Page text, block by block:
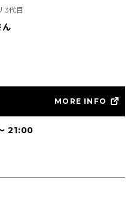
3代目
ん
MORE INFO
21:00